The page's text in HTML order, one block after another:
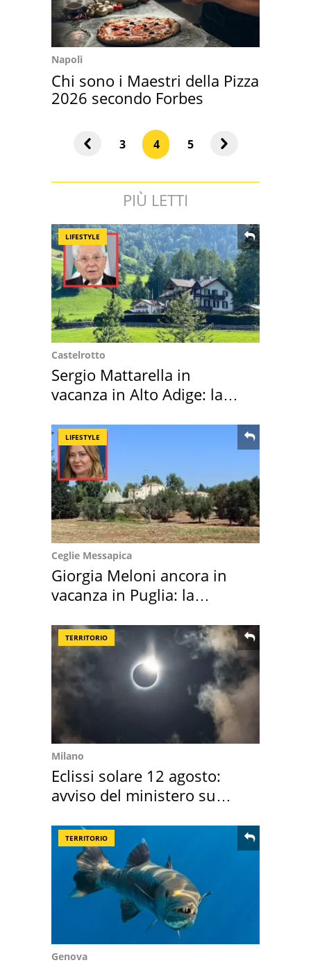
Napoli
Chi sono i Maestri della Pizza
2026 secondo Forbes
3 4 5
PIÙ LETTI
LIFESTYLE
Castelrotto
Sergio Mattarella in
vacanza in Alto Adige: la
LIFESTYLE
Ceglie Messapica
Giorgia Meloni ancora in
vacanza in Puglia: la
TERRITORIO
Milano
Eclissi solare 12 agosto:
avviso del ministero su
TERRITORIO
Genova